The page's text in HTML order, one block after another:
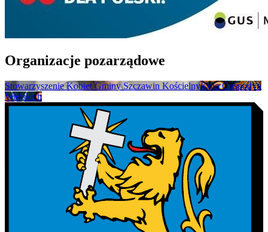
Organizacje pozarządowe
Stowarzyszenie Kobiet Gminy Szczawin KościelnyKoło Gospodyń
Wiejskich